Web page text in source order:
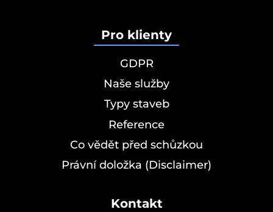
Pro klienty
GDPR
Naše služby
Typy staveb
Reference
Co vědět před schůzkou
Právní doložka (Disclaimer)
Kontakt